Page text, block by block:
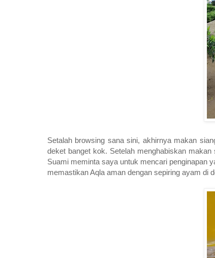
Setalah browsing sana sini, akhirnya makan
deket banget kok. Setelah menghabiskan
Suami meminta saya untuk mencari penginapan
memastikan Aqla aman dengan sepiring ayam di